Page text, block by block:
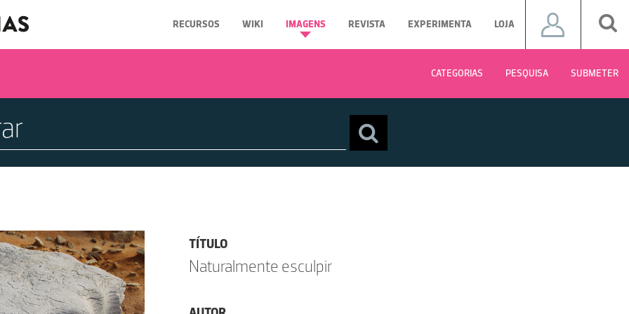
RECURSOS WIKI IMAGENS REVISTA EXPERIMENTA LOJA
CATEGORIAS PESQUISA SUBMETER
TÍTULO
Naturalmente esculpir